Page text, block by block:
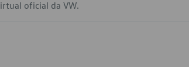
oficial da VW.